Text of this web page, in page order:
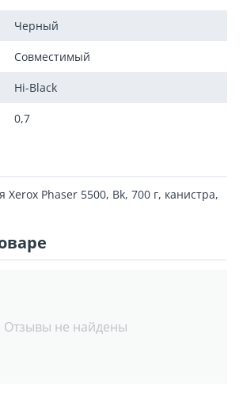
Черный
Совместимый
Hi-Black
0,7
Xerox Phaser 5500, Bk, 700 г, канистра,
Отзывы не найдены